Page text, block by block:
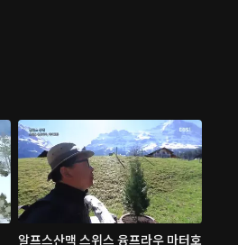
알프스산맥 스위스 융프라우 마터호